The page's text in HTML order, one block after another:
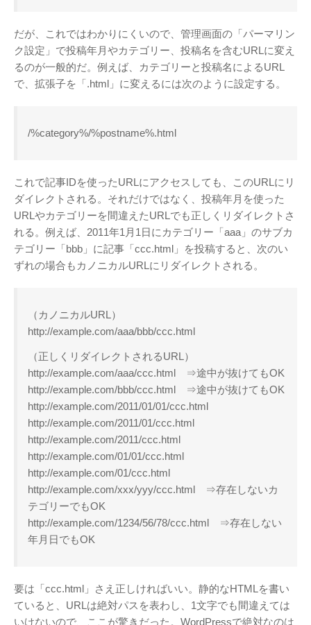
アフィリエイト
アマゾン
カフェ
キヤノン
ギャラリー グッズ サ
ジェリ
スタイルシート ストリーミン
イン プリンタ プロップレプリカ
ムラタ有子
万年筆 上野毛 二子
玉川
修理 再開発 品薄 映画館
有効期限 東急電鉄 確定申告
沢 訃報 谷根千 通販サイト 障
アーカイブ
アタゴオル
ごろなお通信
ギャラリー猫町
（Facebook）
謎の円盤UFO
FANDERSON
FANDERSON（Facebook
Anderson Website
UFO Series Home Page
UFO Series Home
だが、これではわかりにくいので、管理画面の「パーマリン
ク設定」で投稿年月やカテゴリー、投稿名を含むURLに変え
るのが一般的だ。例えば、カテゴリーと投稿名によるURL
で、拡張子を「.html」に変えるには次のように設定する。
/%category%/%postname%.html
これで記事IDを使ったURLにアクセスしても、このURLにリ
ダイレクトされる。それだけではなく、投稿年月を使った
URLやカテゴリーを間違えたURLでも正しくリダイレクトさ
れる。例えば、2011年1月1日にカテゴリー「aaa」のサブカ
テゴリー「bbb」に記事「ccc.html」を投稿すると、次のい
ずれの場合もカノニカルURLにリダイレクトされる。
（カノニカルURL）
http://example.com/aaa/bbb/ccc.html
（正しくリダイレクトされるURL）
http://example.com/aaa/ccc.html ⇒途中が抜けてもOK
http://example.com/bbb/ccc.html ⇒途中が抜けてもOK
http://example.com/2011/01/01/ccc.html
http://example.com/2011/01/ccc.html
http://example.com/2011/ccc.html
http://example.com/01/01/ccc.html
http://example.com/01/ccc.html
http://example.com/xxx/yyy/ccc.html ⇒存在しないカ
テゴリーでもOK
http://example.com/1234/56/78/ccc.html ⇒存在しない
年月日でもOK
要は「ccc.html」さえ正しければいい。静的なHTMLを書い
ていると、URLは絶対パスを表わし、1文字でも間違えては
いけないので、ここが驚きだった。WordPressで絶対なのは